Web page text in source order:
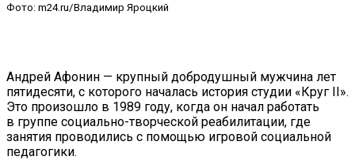
Фото: m24.ru/Владимир Яроцкий
Андрей Афонин — крупный добродушный мужчина лет
пятидесяти, с которого началась история студии «Круг II».
Это произошло в 1989 году, когда он начал работать
в группе социально-творческой реабилитации, где
занятия проводились с помощью игровой социальной
педагогики.